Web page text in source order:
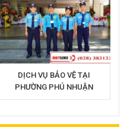
DỊCH VỤ BẢO VỆ TẠI
PHƯỜNG PHÚ NHUẬN